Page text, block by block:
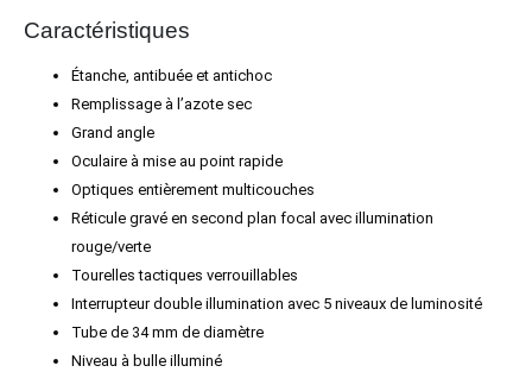
Caractéristiques
Étanche, antibuée et antichoc
Remplissage à l’azote sec
Grand angle
Oculaire à mise au point rapide
Optiques entièrement multicouches
Réticule gravé en second plan focal avec illumination
rouge/verte
Tourelles tactiques verrouillables
Interrupteur double illumination avec 5 niveaux de luminosité
Tube de 34 mm de diamètre
Niveau à bulle illuminé